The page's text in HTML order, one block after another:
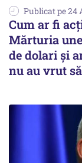
Publicat pe 24
Cum ar fi
Mărturia
de dolari şi
nu au vrut